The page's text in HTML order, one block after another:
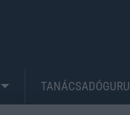
TANÁCSADÓGURU